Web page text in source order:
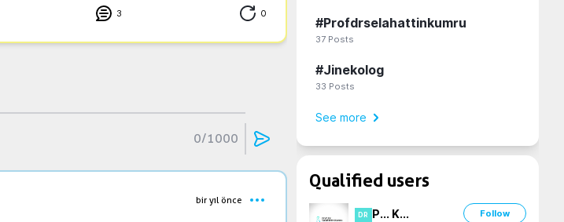
3 0
0/1000
bir yıl önce
#Profdrselahattinkumru
37 Posts
#Jinekolog
33 Posts
See more
Qualified users
DR P... K... Follow